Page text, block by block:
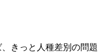
きっと人種差別の問題